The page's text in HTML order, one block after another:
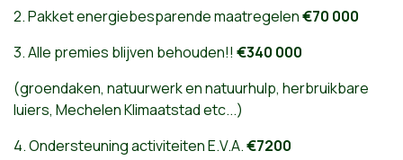
2. Pakket energiebesparende maatregelen€70 000
3. Alle premies blijven behouden!! €340 000
(groendaken, natuurwerk en natuurhulp, herbruikbare
luiers, Mechelen Klimaatstad etc...)
4. Ondersteuning activiteiten E.V.A.€7200